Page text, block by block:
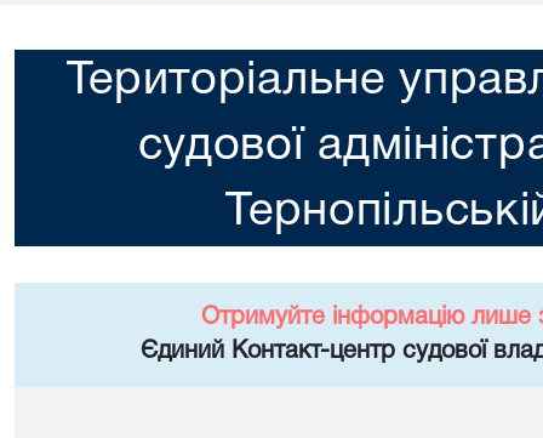
Територіальне
судової
Отримуйте інформацію лише
Єдиний Контакт-центр судової